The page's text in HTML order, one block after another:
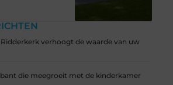
verhoogt de waarde van uw
die meegroeit met de kinderkamer